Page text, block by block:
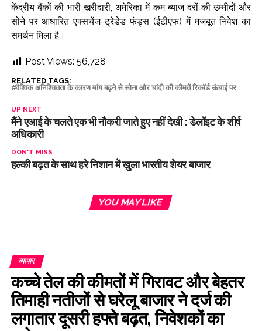
केंद्रीय बैंकों की भारी खरीदारी, अमेरिका में कम ब्याज दरों की उम्मीदों और
सोने पर आधारित एक्सचेंज-ट्रेडेड फंड्स (ईटीएफ) में मजबूत निवेश का
समर्थन मिला है।
Post Views: 56,728
RELATED TAGS:
वैश्विक अनिश्चितता के कारण मांग बढ़ने से सोना और चांदी की कीमतें रिकॉर्ड ऊंचाई पर
UP NEXT
मैंने एआई के चलते एक भी नौकरी जाते हुए नहीं देखी : डेलॉइट के शीर्ष
अधिकारी
DON'T MISS
हल्की बढ़त के साथ हरे निशान में खुला भारतीय शेयर बाजार
YOU MAY LIKE
व्यापार
कच्चे तेल की कीमतों में गिरावट और बेहतर
तिमाही नतीजों से घरेलू बाजार ने दर्ज की
लगातार दूसरी हफ्ते बढ़त, निवेशकों का